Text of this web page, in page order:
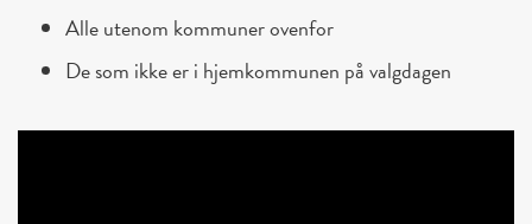
Alle utenom kommuner ovenfor
De som ikke er i hjemkommunen på valgdagen